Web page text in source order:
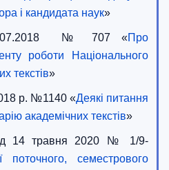
і кандидата наук»
№ 707 «Про
роботи Національного
текстів»
р. №1140 «Деякі питання
академічних текстів»
14 травня 2020 № 1/9-
поточного, семестрового